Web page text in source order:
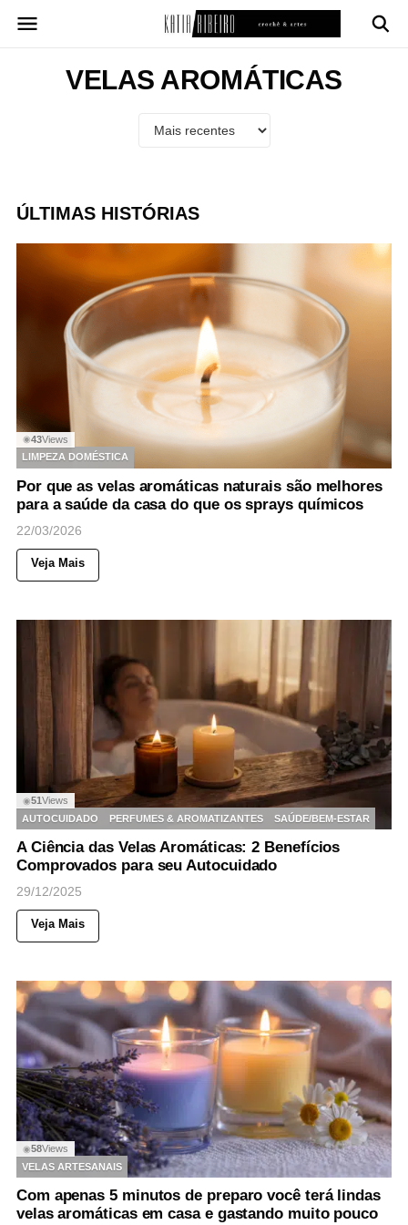
para
VELAS AROMÁTICAS
ÚLTIMAS HISTÓRIAS
◉43Views
LIMPEZA DOMÉSTICA
Por que as velas aromáticas naturais são melhores
para a saúde da casa do que os sprays químicos
22/03/2026
Veja Mais
◉51Views
AUTOCUIDADO
PERFUMES & AROMATIZANTES SAÚDE/BEM-ESTAR
A Ciência das Velas Aromáticas: 2 Benefícios
Comprovados para seu Autocuidado
29/12/2025
Veja Mais
◉58Views
VELAS ARTESANAIS
Com apenas 5 minutos de preparo você terá lindas
velas aromáticas em casa e gastando muito pouco